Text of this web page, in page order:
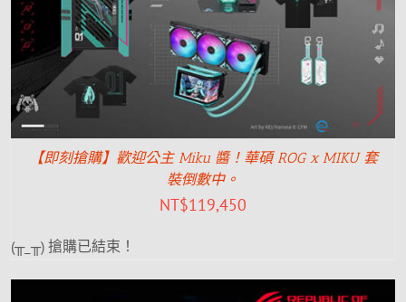
【即刻搶購】歡迎公主 Miku 醬！華碩 ROG x MIKU 套
裝倒數中。
NT$119,450
(╥_╥) 搶購已結束！